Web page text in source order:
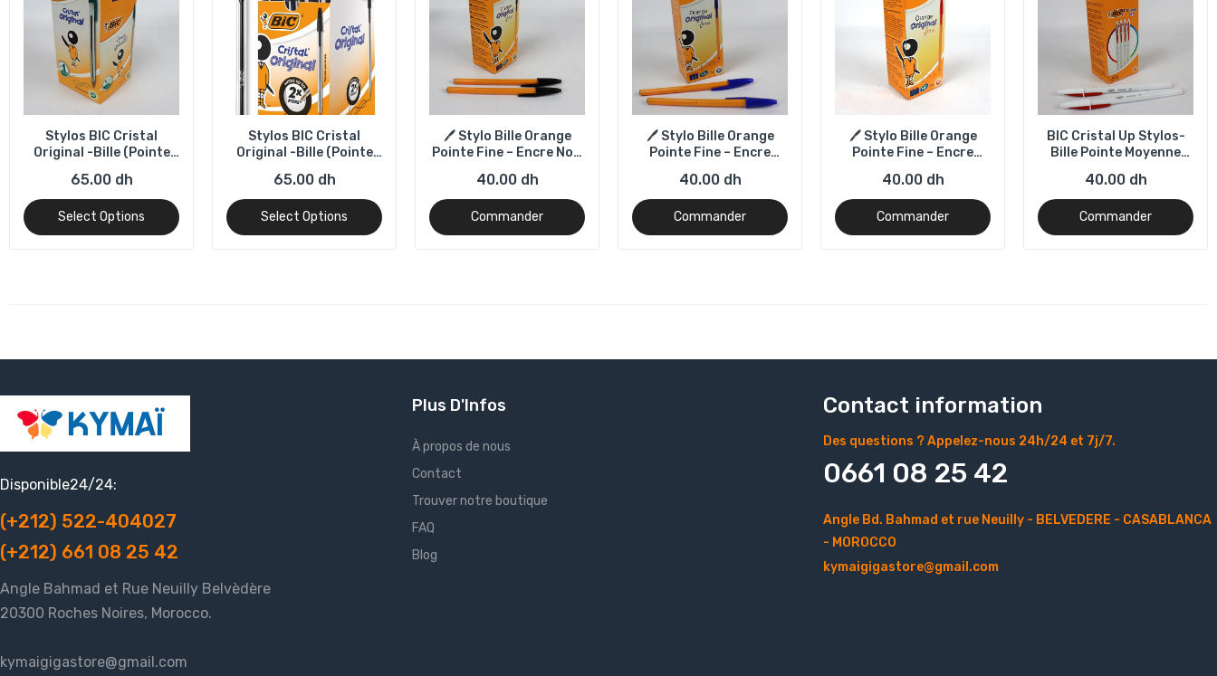
Stylos BIC Cristal
Original -Bille (Pointe
Boîte - de 50
65.00 dh
Select Options
Stylos BIC Cristal
Original -Bille (Pointe
Boîte - de 50
65.00 dh
Select Options
🖊️ Stylo Bille Orange
Pointe Fine – Encre Noir
40.00 dh
Commander
🖊️ Stylo Bille Orange
Pointe Fine – Encre
40.00 dh
Commander
🖊️ Stylo Bille Orange
Pointe Fine – Encre
40.00 dh
Commander
BIC Cristal Up Stylos-
Bille Pointe Moyenne
de 20
40.00 dh
Commander
Disponible24/24:
(+212) 522-404027
(+212) 661 08 25 42
Angle Bahmad et Rue Neuilly Belvèdère
20300 Roches Noires, Morocco.
kymaigigastore@gmail.com
Plus D'Infos
À propos de nous
Contact
Trouver notre boutique
FAQ
Blog
Contact information
Des questions ? Appelez-nous 24h/24 et 7j/7.
0661 08 25 42
Angle Bd. Bahmad et rue Neuilly - BELVEDERE - CASABLANCA
- MOROCCO
kymaigigastore@gmail.com